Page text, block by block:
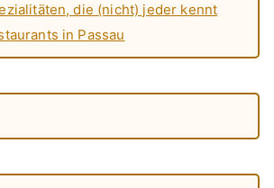
die (nicht) jeder kennt
in Passau